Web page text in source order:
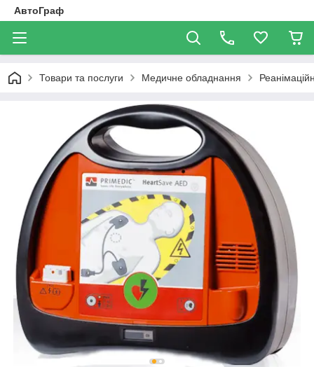
АвтоГраф
Товари та послуги Медичне обладнання